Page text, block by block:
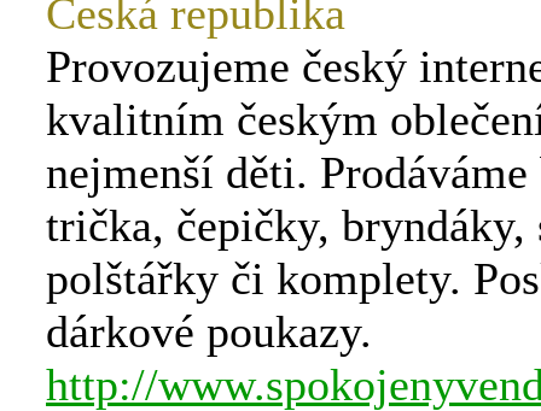
Česká republika
Provozujeme český
kvalitním českým
nejmenší děti.
trička, čepičky, bryndáky,
polštářky či komplety.
dárkové poukazy.
http://